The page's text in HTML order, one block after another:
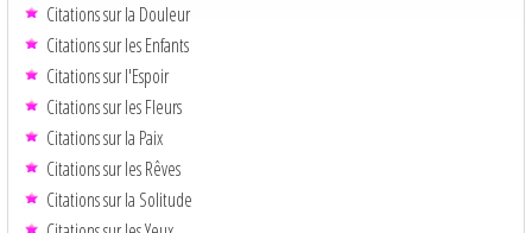
Citations sur la Douleur
Citations sur les Enfants
Citations sur l'Espoir
Citations sur les Fleurs
Citations sur la Paix
Citations sur les Rêves
Citations sur la Solitude